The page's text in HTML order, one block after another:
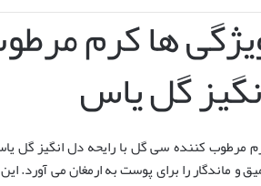
ها کرم
گل یاس
و ماندگار را برای پوست به ارمغان می آورد.